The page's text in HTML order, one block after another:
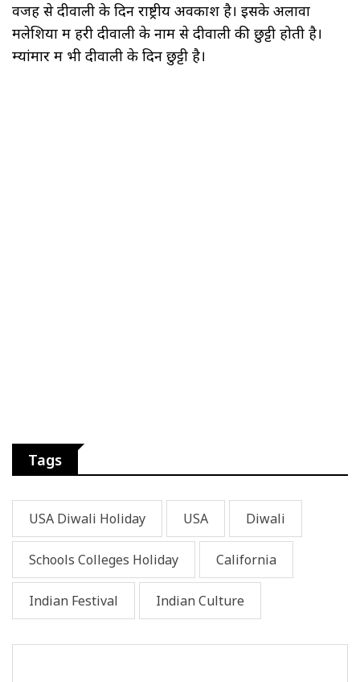
वजह से दीवाली के दिन राष्ट्रीय अवकाश है। इसके अलावा
मलेशिया में हरी दीवाली के नाम से दीवाली की छुट्टी होती है।
म्यांमार में भी दीवाली के दिन छुट्टी है।
Tags
USA Diwali Holiday USA Diwali
Schools Colleges Holiday California
Indian Festival Indian Culture